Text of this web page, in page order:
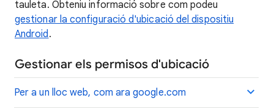
tauleta. Obteniu informació sobre com podeu
gestionar la configuració d'ubicació del dispositiu
Android.
Gestionar els permisos d'ubicació
Per a un lloc web, com ara google.com